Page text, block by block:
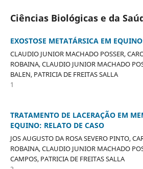
Ciências Biológicas e da
EXOSTOSE METATÁRSICA EM
CLAUDIO JUNIOR MACHADO POSSER,
ROBAINA, CLAUDIO JUNIOR MACHADO
BALEN, PATRICIA DE FREITAS SALLA
1
TRATAMENTO DE LACERAÇÃO EM
EQUINO: RELATO DE CASO
JOS AUGUSTO DA ROSA SEVERO PINTO,
ROBAINA, CLAUDIO JUNIOR MACHADO
CAMPOS, PATRICIA DE FREITAS SALLA